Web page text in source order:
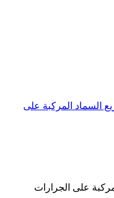
السماد المركبة على
على الجرارات